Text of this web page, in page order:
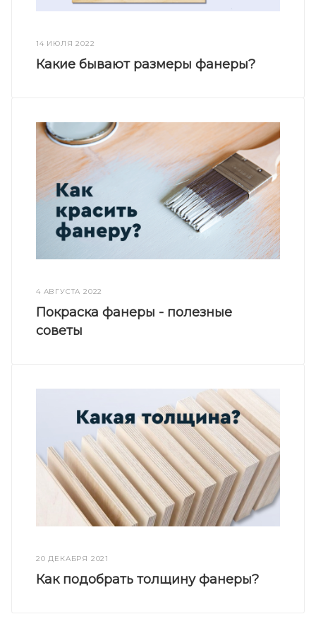
14 ИЮЛЯ 2022
Какие бывают размеры фанеры?
4 АВГУСТА 2022
Покраска фанеры - полезные
советы
20 ДЕКАБРЯ 2021
Как подобрать толщину фанеры?